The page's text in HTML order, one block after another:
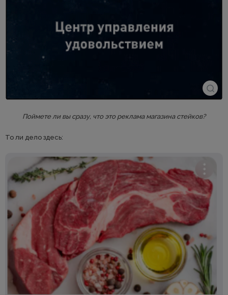
Поймете ли вы сразу, что это реклама магазина стейков?
То ли дело здесь: